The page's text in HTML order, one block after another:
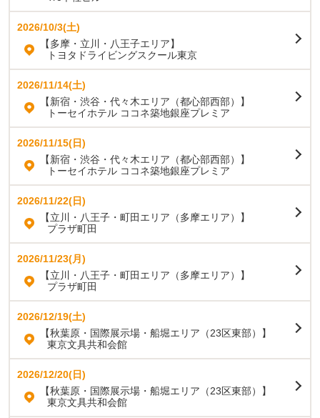
2026/10/3(土)
【多摩・立川・八王子エリア】
トヨタドライビングスクール東京
2026/11/14(土)
【新宿・渋谷・代々木エリア（都心部西部）】
トーセイホテル ココネ築地銀座プレミア
2026/11/15(日)
【新宿・渋谷・代々木エリア（都心部西部）】
トーセイホテル ココネ築地銀座プレミア
2026/11/22(日)
【立川・八王子・町田エリア（多摩エリア）】
プラザ町田
2026/11/23(月)
【立川・八王子・町田エリア（多摩エリア）】
プラザ町田
2026/12/19(土)
【秋葉原・国際展示場・船堀エリア（23区東部）】
東京文具共和会館
2026/12/20(日)
【秋葉原・国際展示場・船堀エリア（23区東部）】
東京文具共和会館